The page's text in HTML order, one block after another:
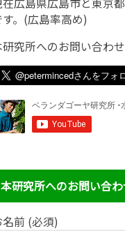
在広島県広島市と東京
。(広島率高め)
究所へのお問い合わ
本研究所へのお問い合
前 (必須)